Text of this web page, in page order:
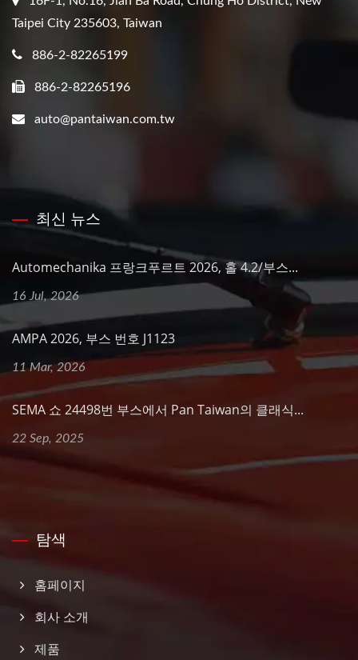
Taipei City 235603, Taiwan
886-2-82265199
886-2-82265196
auto@pantaiwan.com.tw
최신 뉴스
Automechanika 프랑크푸르트 2026, 홀 4.2/부스...
16 Jul, 2026
AMPA 2026, 부스 번호 J1123
11 Mar, 2026
SEMA 쇼 24498번 부스에서 Pan Taiwan의 클래식...
22 Sep, 2025
탐색
홈페이지
회사 소개
제품